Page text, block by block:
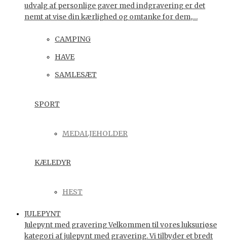
udvalg af personlige gaver med indgravering er det
nemt at vise din kærlighed og omtanke for dem,…
CAMPING
HAVE
SAMLESÆT
SPORT
MEDALJEHOLDER
KÆLEDYR
HEST
JULEPYNT
Julepynt med gravering Velkommen til vores luksuriøse
kategori af julepynt med gravering. Vi tilbyder et bredt